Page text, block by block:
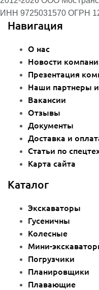
ИНН 9725031570 ОГРН
Навигация
О нас
Новости
Презентация
Наши партнеры
Вакансии
Отзывы
Документы
Доставка и
Статьи по
Карта сайта
Каталог
Экскаваторы
Гусеничны
Колесные
Мини-
Погрузчики
Планировщики
Плавающие